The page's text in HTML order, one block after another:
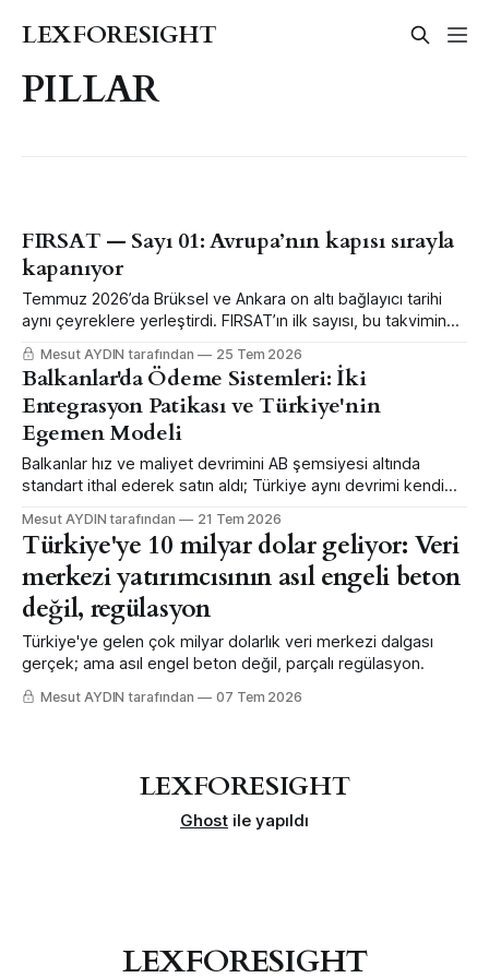
LEXFORESIGHT
PILLAR
FIRSAT — Sayı 01: Avrupa’nın kapısı sırayla
kapanıyor
Temmuz 2026’da Brüksel ve Ankara on altı bağlayıcı tarihi
aynı çeyreklere yerleştirdi. FIRSAT’ın ilk sayısı, bu takvimin
hangi şirketin hangi kalemini kaç euro değiştirdiğini altı
dosyada anlatıyor.
Mesut AYDIN tarafından 25 Tem 2026
Balkanlar'da Ödeme Sistemleri: İki
Entegrasyon Patikası ve Türkiye'nin
Egemen Modeli
Balkanlar hız ve maliyet devrimini AB şemsiyesi altında
standart ithal ederek satın aldı; Türkiye aynı devrimi kendi
ölçekte yaptı — ama sınır ötesi bağlanabilirlikten feragat
ederek.
Mesut AYDIN tarafından 21 Tem 2026
Türkiye'ye 10 milyar dolar geliyor: Veri
merkezi yatırımcısının asıl engeli beton
değil, regülasyon
Türkiye'ye gelen çok milyar dolarlık veri merkezi dalgası
gerçek; ama asıl engel beton değil, parçalı regülasyon.
Mesut AYDIN tarafından 07 Tem 2026
LEXFORESIGHT
Ghost ile yapıldı
LEXFORESIGHT